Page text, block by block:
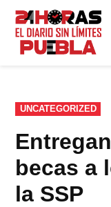
Saltar
contenido
PUBLICADO
EN
UNCATEGORIZED
becas a
la SSP